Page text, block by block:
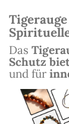
Das
Schutz
und für